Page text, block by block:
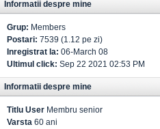
Informatii despre mine
Grup: Members
Postari: 7539 (1.12 pe zi)
Inregistrat la: 06-March 08
Ultimul click: Sep 22 2021 02:53 PM
Informatii despre mine
Titlu User Membru senior
Varsta 60 ani